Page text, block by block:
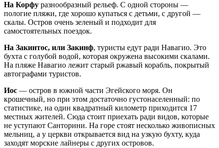
На Корфу разнообразный рельеф. С одной стороны —
пологие пляжи, где хорошо купаться с детьми, с другой —
скалы. Остров очень зеленый и подходит для
самостоятельных поездок.
На Закинтос, или Закинф, туристы едут ради Навагио. Это
бухта с голубой водой, которая окружена высокими скалами.
На пляже Навагио лежит старый ржавый корабль, покрытый
автографами туристов.
Иос — остров в южной части Эгейского моря. Он
крошечный, но при этом достаточно густонаселенный: по
статистике, на один квадратный километр приходится 17
местных жителей. Сюда стоит приехать ради видов, которые
не уступают Санторини. На горе стоят несколько живописных
мельниц, а у церкви открывается вид на узкую бухту, куда
заходят морские лайнеры с других островов.